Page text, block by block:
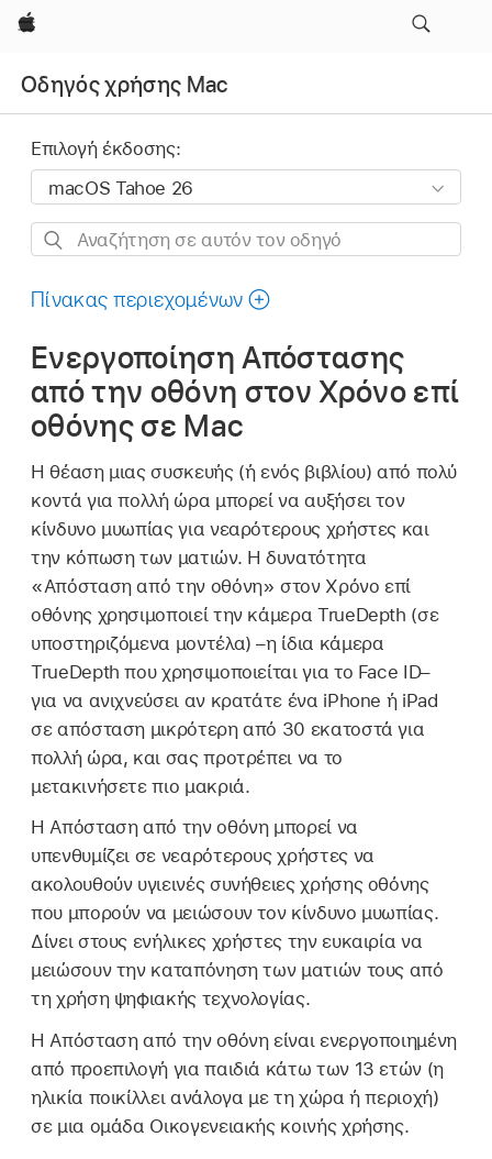
Apple
Οδηγός χρήσης Mac
Επιλογή έκδοσης:
Αναζήτηση
αυτόν
οδηγό
Πίνακας περιεχομένων
Ενεργοποίηση Απόστασης
από την οθόνη στον Χρόνο επί
οθόνης σε Mac
Η θέαση μιας συσκευής (ή ενός βιβλίου) από πολύ
κοντά για πολλή ώρα μπορεί να αυξήσει τον
κίνδυνο μυωπίας για νεαρότερους χρήστες και
την κόπωση των ματιών. Η δυνατότητα
«Απόσταση από την οθόνη» στον Χρόνο επί
οθόνης χρησιμοποιεί την κάμερα TrueDepth (σε
υποστηριζόμενα μοντέλα) –η ίδια κάμερα
TrueDepth που χρησιμοποιείται για το Face ID–
για να ανιχνεύσει αν κρατάτε ένα iPhone ή iPad
σε απόσταση μικρότερη από 30 εκατοστά για
πολλή ώρα, και σας προτρέπει να το
μετακινήσετε πιο μακριά.
Η Απόσταση από την οθόνη μπορεί να
υπενθυμίζει σε νεαρότερους χρήστες να
ακολουθούν υγιεινές συνήθειες χρήσης οθόνης
που μπορούν να μειώσουν τον κίνδυνο μυωπίας.
Δίνει στους ενήλικες χρήστες την ευκαιρία να
μειώσουν την καταπόνηση των ματιών τους από
τη χρήση ψηφιακής τεχνολογίας.
Η Απόσταση από την οθόνη είναι ενεργοποιημένη
από προεπιλογή για παιδιά κάτω των 13 ετών (η
ηλικία ποικίλλει ανάλογα με τη χώρα ή περιοχή)
σε μια ομάδα Οικογενειακής κοινής χρήσης.